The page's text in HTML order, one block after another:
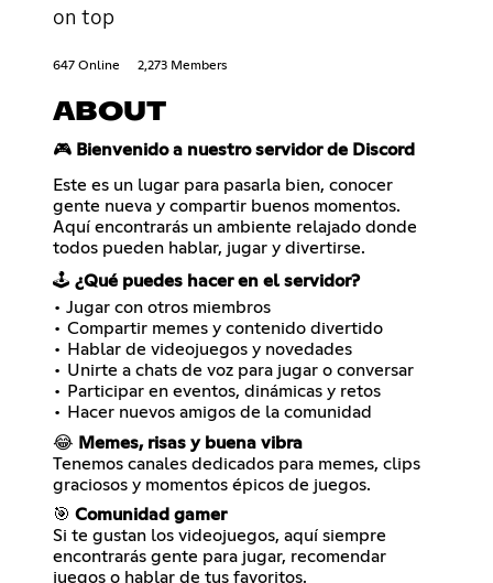
on top
647 Online 2,273 Members
ABOUT
🎮 Bienvenido a nuestro servidor de Discord
Este es un lugar para pasarla bien, conocer
gente nueva y compartir buenos momentos.
Aquí encontrarás un ambiente relajado donde
todos pueden hablar, jugar y divertirse.
🕹️ ¿Qué puedes hacer en el servidor?
• Jugar con otros miembros
• Compartir memes y contenido divertido
• Hablar de videojuegos y novedades
• Unirte a chats de voz para jugar o conversar
• Participar en eventos, dinámicas y retos
• Hacer nuevos amigos de la comunidad
😂 Memes, risas y buena vibra
Tenemos canales dedicados para memes, clips
graciosos y momentos épicos de juegos.
🎯 Comunidad gamer
Si te gustan los videojuegos, aquí siempre
encontrarás gente para jugar, recomendar
juegos o hablar de tus favoritos.